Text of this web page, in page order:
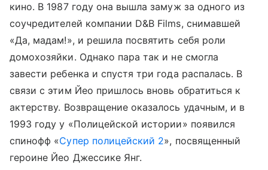
кино. В 1987 году она вышла замуж за одного из
соучредителей компании D&B Films, снимавшей
«Да, мадам!», и решила посвятить себя роли
домохозяйки. Однако пара так и не смогла
завести ребенка и спустя три года распалась. В
связи с этим Йео пришлось вновь обратиться к
актерству. Возвращение оказалось удачным, и в
1993 году у «Полицейской истории» появился
спинофф «Супер полицейский 2», посвященный
героине Йео Джессике Янг.